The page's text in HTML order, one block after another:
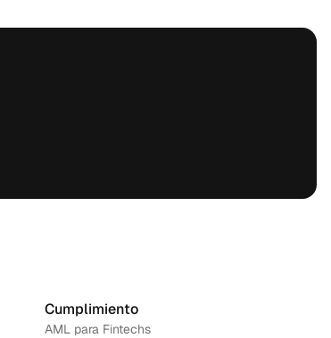
Cumplimiento
AML para Fintechs